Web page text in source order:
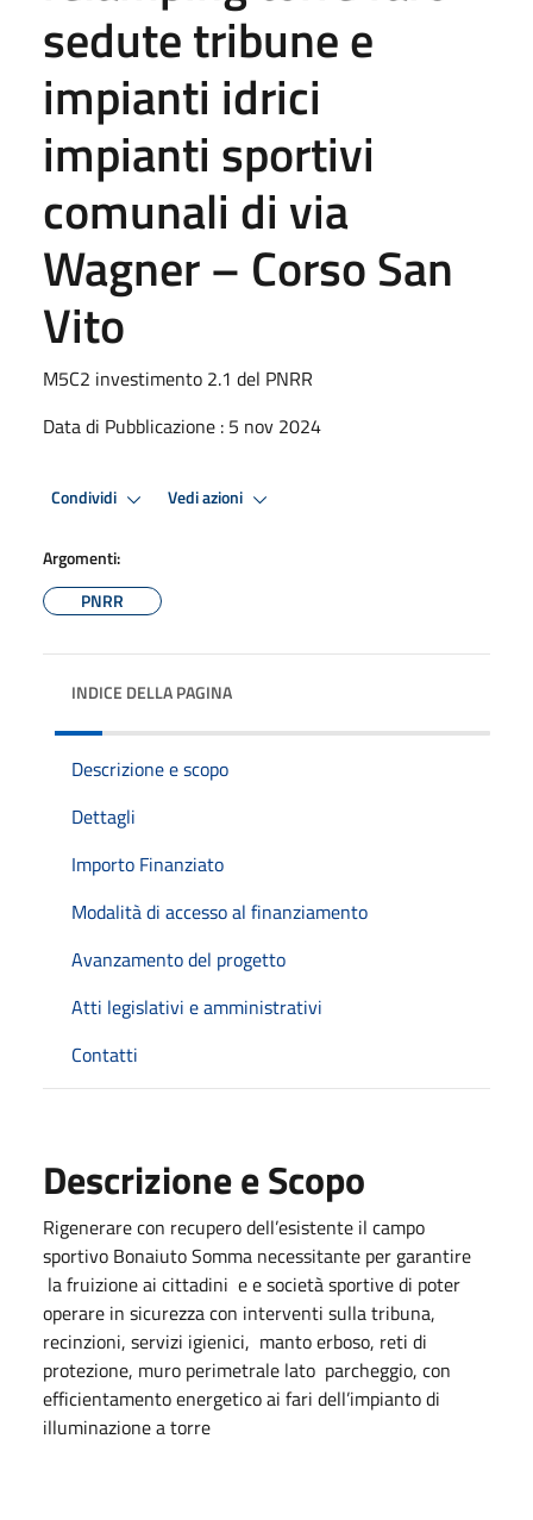
sedute tribune e
impianti idrici
impianti sportivi
comunali di via
Wagner – Corso San
Vito
M5C2 investimento 2.1 del PNRR
Data di Pubblicazione : 5 nov 2024
Condividi Vedi azioni
Argomenti:
PNRR
INDICE DELLA PAGINA
Descrizione e scopo
Dettagli
Importo Finanziato
Modalità di accesso al finanziamento
Avanzamento del progetto
Atti legislativi e amministrativi
Contatti
Descrizione e Scopo
Rigenerare con recupero dell’esistente il campo
sportivo Bonaiuto Somma necessitante per garantire
la fruizione ai cittadini e e società sportive di poter
operare in sicurezza con interventi sulla tribuna,
recinzioni, servizi igienici, manto erboso, reti di
protezione, muro perimetrale lato parcheggio, con
efficientamento energetico ai fari dell’impianto di
illuminazione a torre